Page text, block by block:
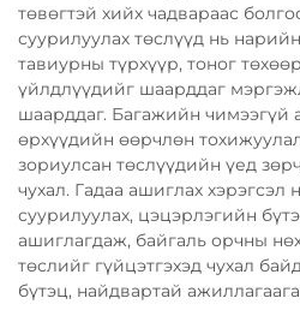
төвөгтэй хийх чадвараас
суурилуулах төслүүд нь
тавиурны түрхүүр, тоног
үйлдлүүдийг шаарддаг
шаарддаг. Багажийн чимээгүй
өрхүүдийн өөрчлөн
зориулсан төслүүдийн үед
чухал. Гадаа ашиглах хэрэгсэл
суурилуулах, цэцэрлэгийн
ашиглагдаж, байгаль орчны
төслийг гүйцэтгэхэд чухал
бүтэц, найдвартай